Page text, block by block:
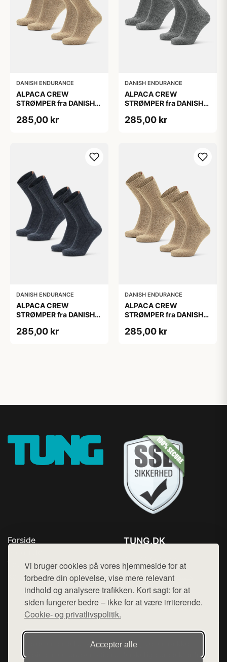
Vi bruger cookies på vores hjemmeside for at
forbedre din oplevelse, vise mere relevant
indhold og analysere trafikken. Kort sagt: for at
siden fungerer bedre – ikke for at være irriterende.
Cookie- og privatlivspolitik.
Accepter alle
DANISH ENDURANCE
ALPACA CREW
STRØMPER fra DANISH
38, Varm og åndbar
285,00 kr
DANISH ENDURANCE
ALPACA CREW
STRØMPER fra DANISH
38, Varm og åndbar
285,00 kr
DANISH ENDURANCE
ALPACA CREW
STRØMPER fra DANISH
38, Varm og åndbar
285,00 kr
DANISH ENDURANCE
ALPACA CREW
STRØMPER fra DANISH
42
285,00 kr
Forside
Top Rabatter
Kontakt
TUNG.DK
Mail: hej@want.dk
Cookie- og privatlivspolitik
Denne side er en del af want.dk, der udgiver en række
hjemmesider med præsentation af forskellige produkter fra